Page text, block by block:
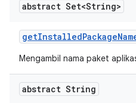
abstract Set<String>
getInstalledPackage
Mengambil nama paket
abstract String